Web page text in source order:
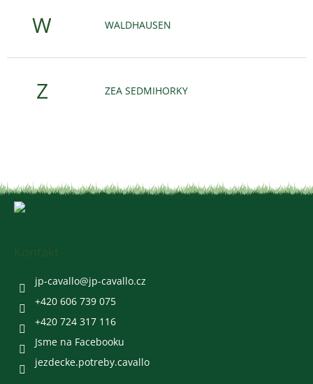
W WALDHAUSEN
Z ZEA SEDMIHORKY
jp-cavallo@jp-cavallo.cz
+420 606 739 075
+420 724 317 116
Jsme na Facebooku
jezdecke.potreby.cavallo